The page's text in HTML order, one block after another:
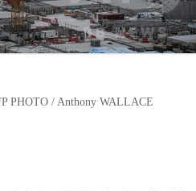
PHOTO / Anthony WALLACE